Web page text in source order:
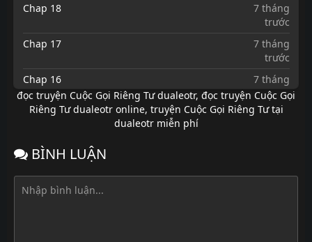
Chap 18
7 tháng
trước
Chap 17
7 tháng
trước
Chap 16
7 tháng
trước
Chap 15
7 tháng
Chap 14
Chap 13
đọc truyện Cuộc Gọi Riêng Tư dualeotr, đọc truyện Cuộc Gọi
Riêng Tư dualeotr online, truyện Cuộc Gọi Riêng Tư tại
dualeotr miễn phí
BÌNH LUẬN